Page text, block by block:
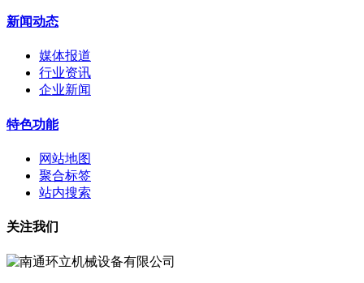
新闻动态
媒体报道
行业资讯
企业新闻
特色功能
网站地图
聚合标签
站内搜索
关注我们